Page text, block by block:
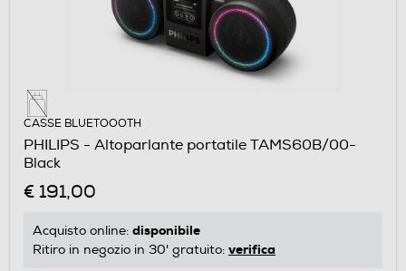
CASSE BLUETOOOTH
PHILIPS - Altoparlante portatile TAMS60B/00-
Black
€ 191,00
Acquisto online: disponibile
Ritiro in negozio in 30' gratuito: verifica